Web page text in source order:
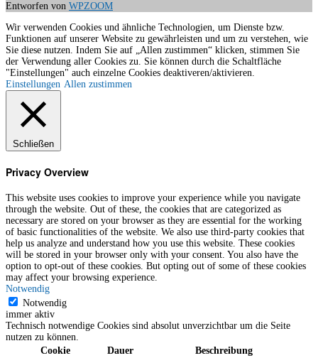
Entworfen von WPZOOM
Wir verwenden Cookies und ähnliche Technologien, um Dienste bzw.
Funktionen auf unserer Website zu gewährleisten und um zu verstehen, wie
Sie diese nutzen. Indem Sie auf „Allen zustimmen“ klicken, stimmen Sie
der Verwendung aller Cookies zu. Sie können durch die Schaltfläche
"Einstellungen" auch einzelne Cookies deaktiveren/aktivieren.
Einstellungen Allen zustimmen
Schließen
Privacy Overview
This website uses cookies to improve your experience while you navigate
through the website. Out of these, the cookies that are categorized as
necessary are stored on your browser as they are essential for the working
of basic functionalities of the website. We also use third-party cookies that
help us analyze and understand how you use this website. These cookies
will be stored in your browser only with your consent. You also have the
option to opt-out of these cookies. But opting out of some of these cookies
may affect your browsing experience.
Notwendig
Notwendig
immer aktiv
Technisch notwendige Cookies sind absolut unverzichtbar um die Seite
nutzen zu können.
Cookie
Dauer
Beschreibung